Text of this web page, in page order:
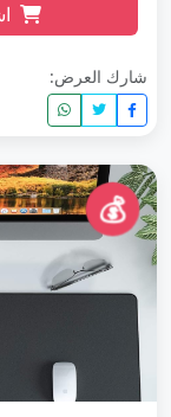
شارك العرض:
💰